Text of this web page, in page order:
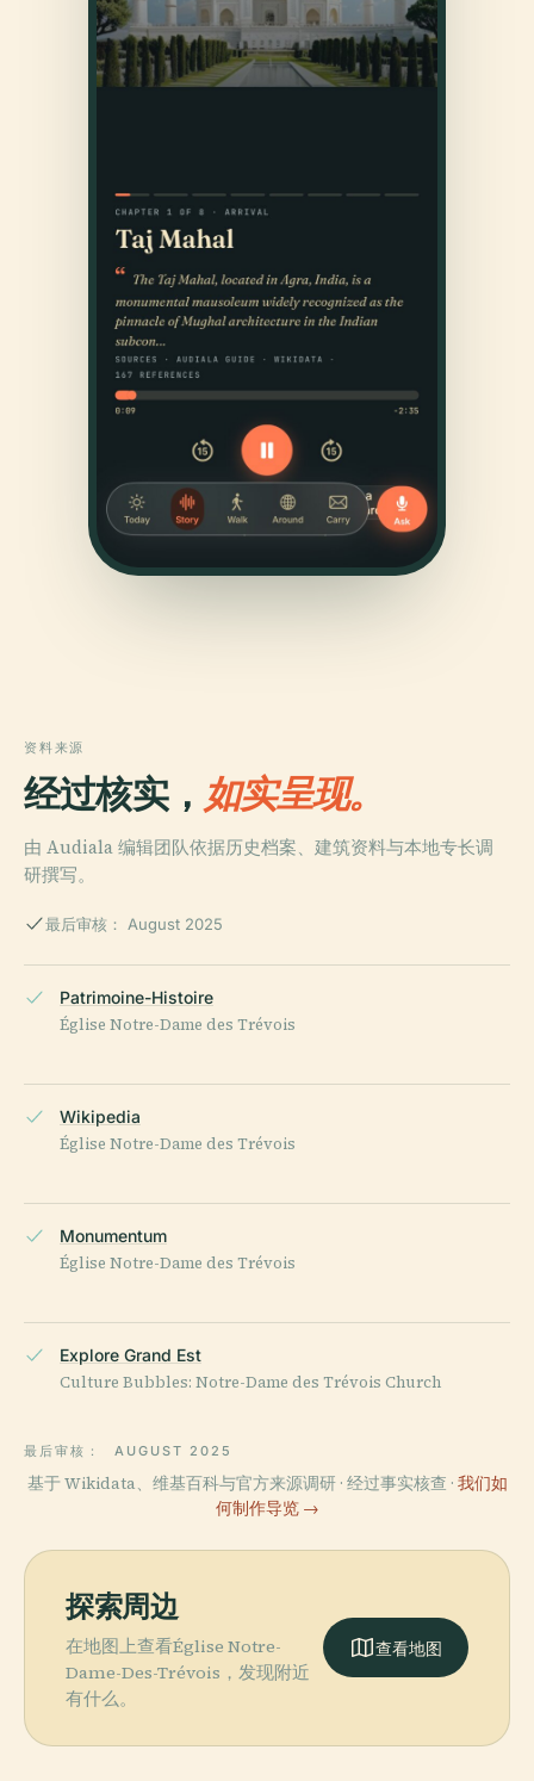
资料来源
经过核实， 如实呈现。
由 Audiala 编辑团队依据历史档案、建筑资料与本地专长调
研撰写。
最后审核： August 2025
Patrimoine-Histoire
Église Notre-Dame des Trévois
Wikipedia
Église Notre-Dame des Trévois
Monumentum
Église Notre-Dame des Trévois
Explore Grand Est
Culture Bubbles: Notre-Dame des Trévois Church
最后审核： AUGUST 2025
基于 Wikidata、维基百科与官方来源调研 · 经过事实核查 · 我们如
何制作导览 →
探索周边
在地图上查看Église Notre-
Dame-Des-Trévois，发现附近
有什么。
查看地图